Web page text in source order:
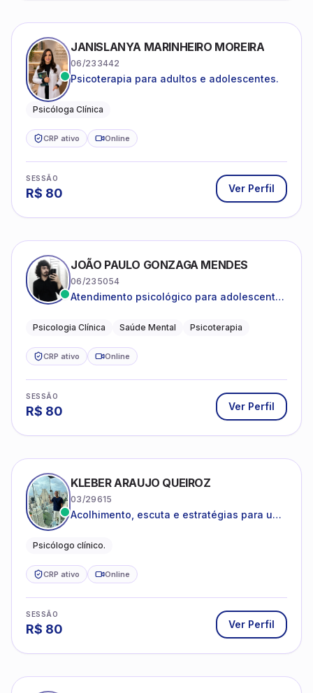
JANISLANYA MARINHEIRO MOREIRA
06/233442
Psicoterapia para adultos e adolescentes.
Psicóloga Clínica
CRP ativo Online
SESSÃO
R$ 80 Ver Perfil
JOÃO PAULO GONZAGA MENDES
06/235054
Atendimento psicológico para adolescentes
depressão e autoestima.
Psicologia Clínica Saúde Mental Psicoterapia
CRP ativo Online
SESSÃO
R$ 80 Ver Perfil
KLEBER ARAUJO QUEIROZ
03/29615
Acolhimento, escuta e estratégias para uma
Psicólogo clínico.
CRP ativo Online
SESSÃO
R$ 80 Ver Perfil